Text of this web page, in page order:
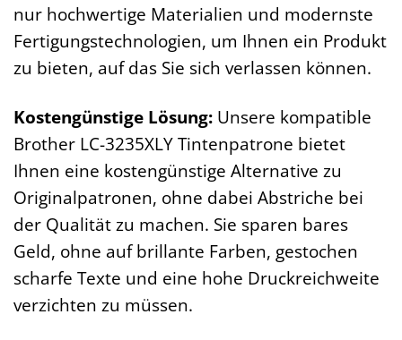
nur hochwertige Materialien und modernste
Fertigungstechnologien, um Ihnen ein Produkt
zu bieten, auf das Sie sich verlassen können.
Kostengünstige Lösung: Unsere kompatible
Brother LC-3235XLY Tintenpatrone bietet
Ihnen eine kostengünstige Alternative zu
Originalpatronen, ohne dabei Abstriche bei
der Qualität zu machen. Sie sparen bares
Geld, ohne auf brillante Farben, gestochen
scharfe Texte und eine hohe Druckreichweite
verzichten zu müssen.